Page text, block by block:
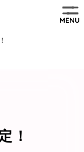
MENU
！